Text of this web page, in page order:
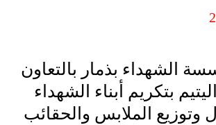
الشهداء بذمار بالتعاون
بتكريم أبناء الشهداء
وتوزيع الملابس والحقائب